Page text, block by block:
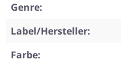
Genre:
Label/Hersteller:
Farbe: